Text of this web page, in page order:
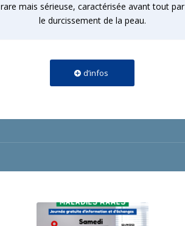
rare mais sérieuse, caractérisée avant tout par
le durcissement de la peau.
d’infos